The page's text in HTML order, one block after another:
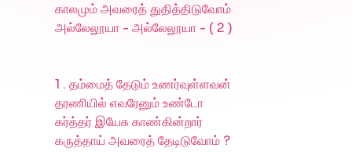
காலமும் அவரைத் துதித்திடுவோம்
அல்லேலூயா - அல்லேலூயா - ( 2 )
1 . தம்மைத் தேடும் உணர்வுள்ளவன்
தரணியில் எவரேனும் உண்டோ
கர்த்தர் இயேசு காண்கின்றார்
கருத்தாய் அவரைத் தேடிடுவோம் ?